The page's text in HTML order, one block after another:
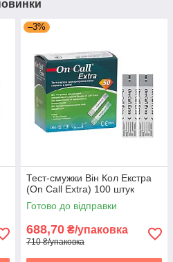
–3%
Тест-смужки Він Кол Екстра
(On Call Extra) 100 штук
Готово до відправки
688,70 ₴/упаковка
710 ₴/упаковка